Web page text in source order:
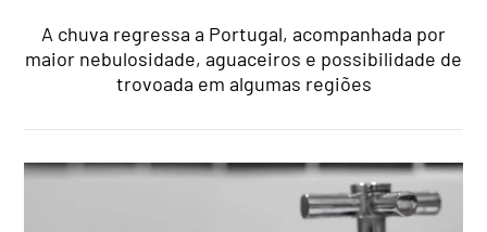
A chuva regressa a Portugal, acompanhada por
maior nebulosidade, aguaceiros e possibilidade de
trovoada em algumas regiões